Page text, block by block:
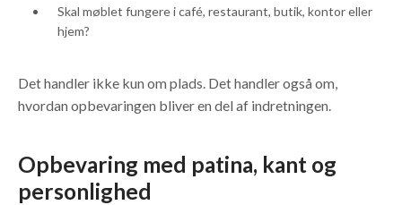
Skal møblet fungere i café, restaurant, butik, kontor eller
hjem?
Det handler ikke kun om plads. Det handler også om,
hvordan opbevaringen bliver en del af indretningen.
Opbevaring med patina, kant og
personlighed